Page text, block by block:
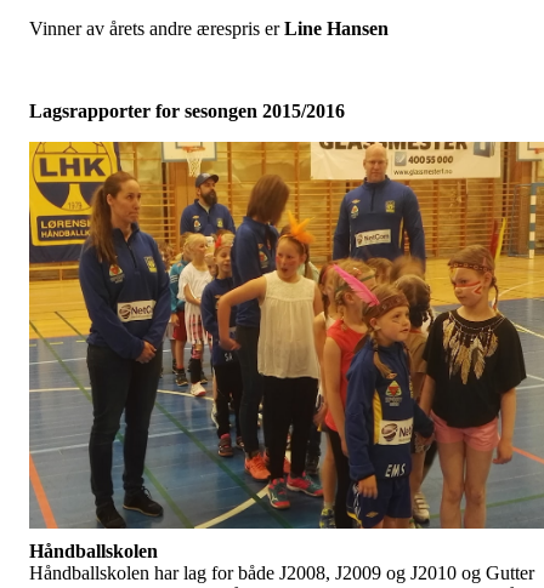
Vinner av årets andre ærespris erLine Hansen
Lagsrapporter for sesongen 2015/2016
Håndballskolen
Håndballskolen har lag for både J2008, J2009 og J2010 og Gutter